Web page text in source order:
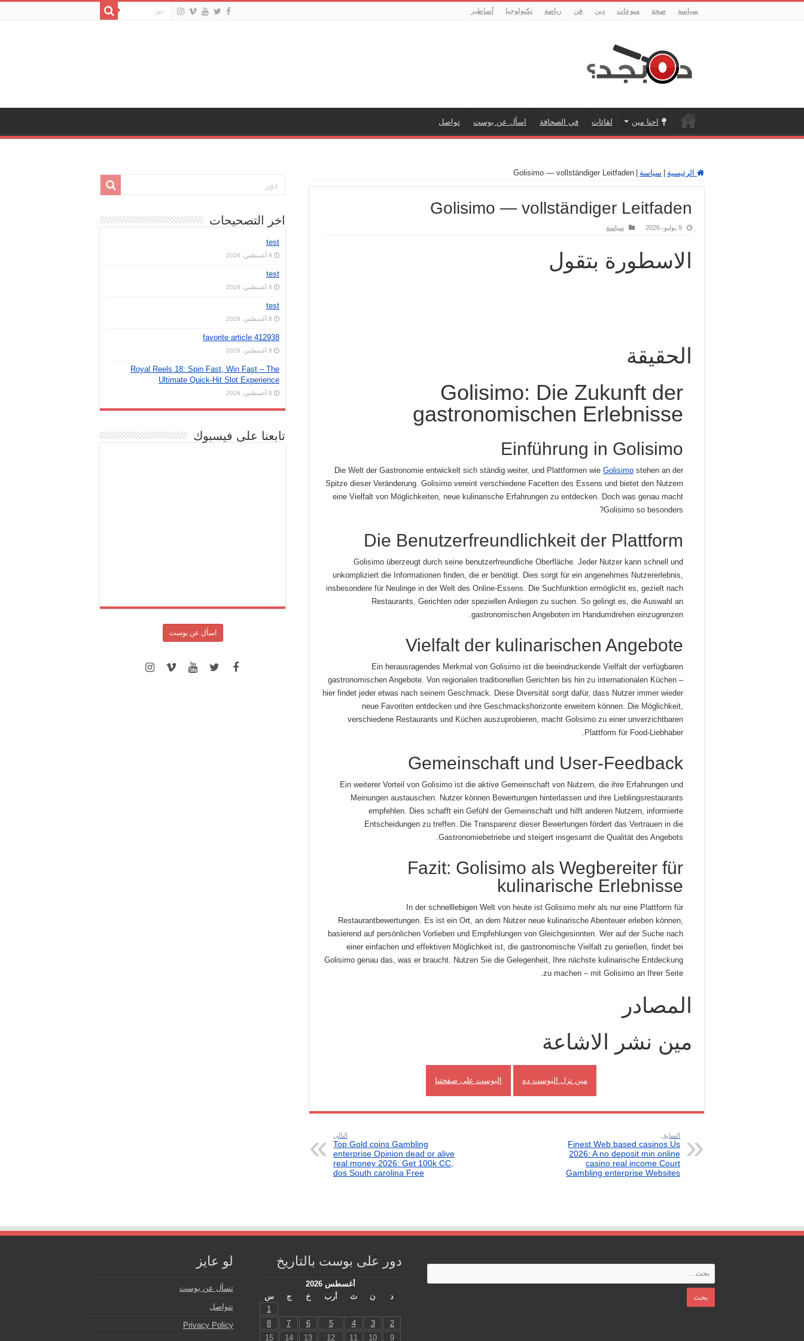
سياسة صحة منوعات دين فن رياضة تكنولوجيا أساطير
احنا مين لقائات في الصحافة اسأل عن بوست تواصل
الرئيسية سياسة Golisimo — vollständiger Leitfaden
Golisimo — vollständiger Leitfaden
9 يوليو، 2026 سياسة
الاسطورة بتقول
الحقيقة
Golisimo: Die Zukunft der
gastronomischen Erlebnisse
Einführung in Golisimo
Die Welt der Gastronomie entwickelt sich ständig weiter, und Plattformen wie Golisimo stehen an der
Spitze dieser Veränderung. Golisimo vereint verschiedene Facetten des Essens und bietet den Nutzern
eine Vielfalt von Möglichkeiten, neue kulinarische Erfahrungen zu entdecken. Doch was genau macht
Golisimo so besonders?
Die Benutzerfreundlichkeit der Plattform
Golisimo überzeugt durch seine benutzerfreundliche Oberfläche. Jeder Nutzer kann schnell und
unkompliziert die Informationen finden, die er benötigt. Dies sorgt für ein angenehmes Nutzererlebnis,
insbesondere für Neulinge in der Welt des Online-Essens. Die Suchfunktion ermöglicht es, gezielt nach
Restaurants, Gerichten oder speziellen Anliegen zu suchen. So gelingt es, die Auswahl an
gastronomischen Angeboten im Handumdrehen einzugrenzen.
Vielfalt der kulinarischen Angebote
Ein herausragendes Merkmal von Golisimo ist die beeindruckende Vielfalt der verfügbaren
gastronomischen Angebote. Von regionalen traditionellen Gerichten bis hin zu internationalen Küchen –
hier findet jeder etwas nach seinem Geschmack. Diese Diversität sorgt dafür, dass Nutzer immer wieder
neue Favoriten entdecken und ihre Geschmackshorizonte erweitern können. Die Möglichkeit,
verschiedene Restaurants und Küchen auszuprobieren, macht Golisimo zu einer unverzichtbaren
Plattform für Food-Liebhaber.
Gemeinschaft und User-Feedback
Ein weiterer Vorteil von Golisimo ist die aktive Gemeinschaft von Nutzern, die ihre Erfahrungen und
Meinungen austauschen. Nutzer können Bewertungen hinterlassen und ihre Lieblingsrestaurants
empfehlen. Dies schafft ein Gefühl der Gemeinschaft und hilft anderen Nutzern, informierte
Entscheidungen zu treffen. Die Transparenz dieser Bewertungen fördert das Vertrauen in die
Gastronomiebetriebe und steigert insgesamt die Qualität des Angebots.
Fazit: Golisimo als Wegbereiter für
kulinarische Erlebnisse
In der schnelllebigen Welt von heute ist Golisimo mehr als nur eine Plattform für
Restaurantbewertungen. Es ist ein Ort, an dem Nutzer neue kulinarische Abenteuer erleben können,
basierend auf persönlichen Vorlieben und Empfehlungen von Gleichgesinnten. Wer auf der Suche nach
einer einfachen und effektiven Möglichkeit ist, die gastronomische Vielfalt zu genießen, findet bei
Golisimo genau das, was er braucht. Nutzen Sie die Gelegenheit, Ihre nächste kulinarische Entdeckung
zu machen – mit Golisimo an Ihrer Seite.
المصادر
مين نشر الاشاعة
مين نزل البوست ده البوست على صفحتنا
السابق
Finest Web based casinos Us
2026: A no deposit min online
casino real income Court
Gambling enterprise Websites
التالي
Top Gold coins Gambling
enterprise Opinion dead or alive
real money 2026: Get 100k CC,
dos South carolina Free
اخر التصحيحات
test
8 أغسطس، 2026
test
8 أغسطس، 2026
test
8 أغسطس، 2026
favorite article 412938
8 أغسطس، 2026
Royal Reels 18: Spin Fast, Win Fast – The
Ultimate Quick‑Hit Slot Experience
8 أغسطس، 2026
تابعنا على فيسبوك
اسأل عن بوست
دور على بوست بالتاريخ
أغسطس 2026
د
ن ث أرب خ ج
س
1
2
3
4
5
6
7
8
9
10
11
12
13
14
15
لو عايز
تسأل عن بوست
نتواصل
Privacy Policy